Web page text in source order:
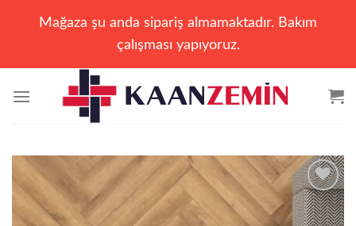
Mağaza şu anda sipariş almamaktadır. Bakım
çalışması yapıyoruz.
atla